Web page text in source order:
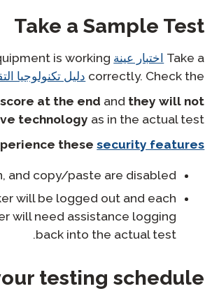
Take a Sample Test
Take a اختبار عينة is working
correctly. Check the دليل تكنولوجيا
at the end and they will not
technology as in the actual test.
thesesecurity features
and copy/paste are disabled.
will be logged out and each
will need assistance logging
back into the actual test.
testing schedule